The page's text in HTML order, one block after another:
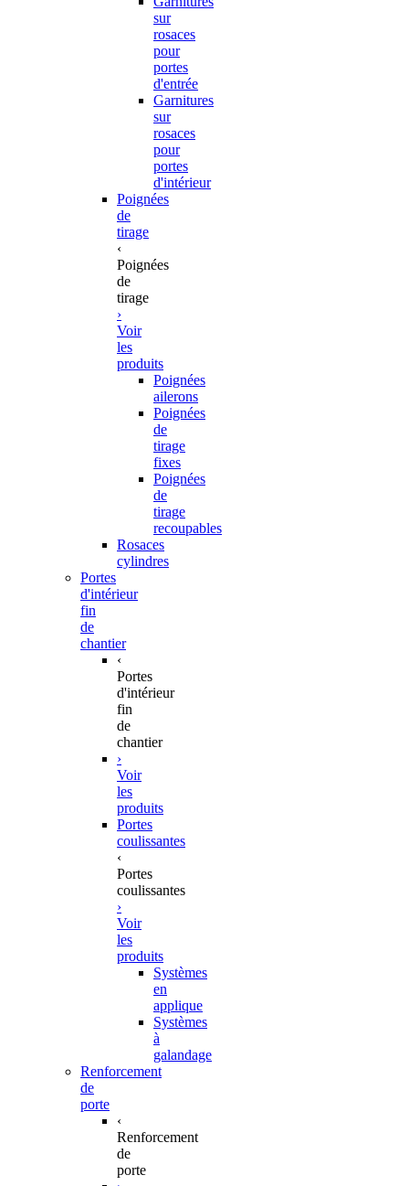
sur
rosaces
pour
portes
d'entrée
Garnitures
sur
rosaces
pour
portes
d'intérieur
Poignées
de
tirage
‹
Poignées
de
tirage
›
Voir
les
produits
Poignées
ailerons
Poignées
de
tirage
fixes
Poignées
de
tirage
recoupables
Rosaces
cylindres
Portes
d'intérieur
fin
de
chantier
‹
Portes
d'intérieur
fin
de
chantier
›
Voir
les
produits
Portes
coulissantes
‹
Portes
coulissantes
›
Voir
les
produits
Systèmes
en
applique
Systèmes
à
galandage
Renforcement
de
porte
‹
Renforcement
de
porte